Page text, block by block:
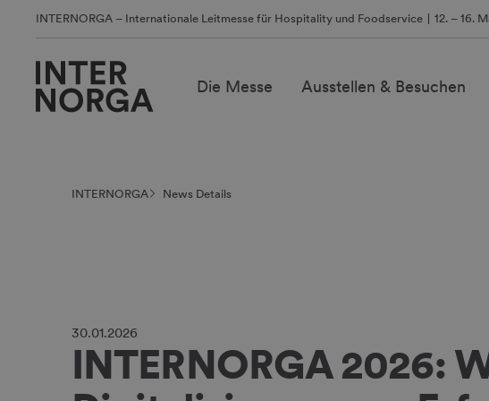
INTERNORGA – Internationale Leitmesse für Hospitality und Foodservice 12. – 16.
Die Messe Ausstellen & Besuchen
INTERNORGA News Details
30.01.2026
INTERNORGA 2026: